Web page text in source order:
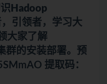
Hadoop
引领者，学习大
大家了解
群的安装部署。预
提取码：